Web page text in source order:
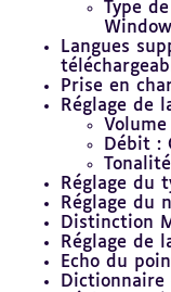
Type
Langues
Prise en
Réglage de
Débit :
Réglage du
Réglage du
Distinction
Réglage de
Echo du